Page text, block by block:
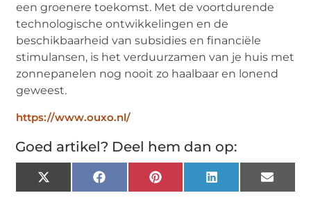
een groenere toekomst. Met de voortdurende
technologische ontwikkelingen en de
beschikbaarheid van subsidies en financiële
stimulansen, is het verduurzamen van je huis met
zonnepanelen nog nooit zo haalbaar en lonend
geweest.
https://www.ouxo.nl/
Goed artikel? Deel hem dan op:
X
(Twitter)
FacebookPinterestLinkedInEmail